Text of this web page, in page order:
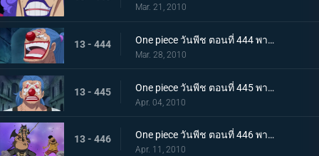
Mar. 21, 2010
13 - 444 One piece วันพีช ตอนที่ 444 พากย์ไทย ความวุ่นวายยิ่งโหมกระหน่ำ! ทีชหนวดดำเข้าจู่โจม!
Mar. 28, 2010
13 - 445 One piece วันพีช ตอนที่ 445 พากย์ไทย การเผชิญหน้าสุดอันตราย! หนวดดำและชิริวแห่งสายฝน!
Apr. 04, 2010
13 - 446 One piece วันพีช ตอนที่ 446 พากย์ไทย ยังไงก็จะไม่ยอมแพ้! ฮันนิบาลเอาจริงแล้ว
Apr. 11, 2010